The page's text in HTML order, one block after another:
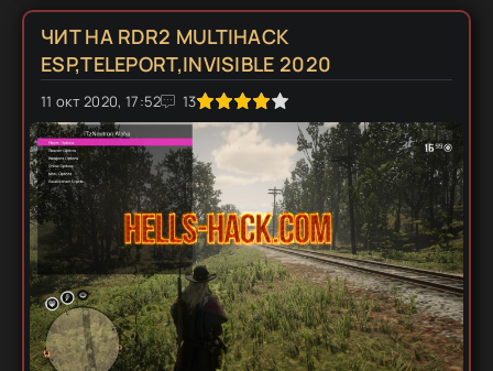
кнопок, с помощью них...
ЧИТ НА RDR2 MULTIHACK
ESP,TELEPORT,INVISIBLE 2020
11 окт 2020, 17:52 13
1 2 3 4 5